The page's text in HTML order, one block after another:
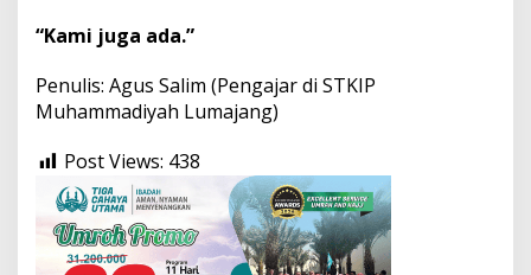
“Kami juga ada.”
Penulis: Agus Salim (Pengajar di STKIP
Muhammadiyah Lumajang)
Post Views: 438